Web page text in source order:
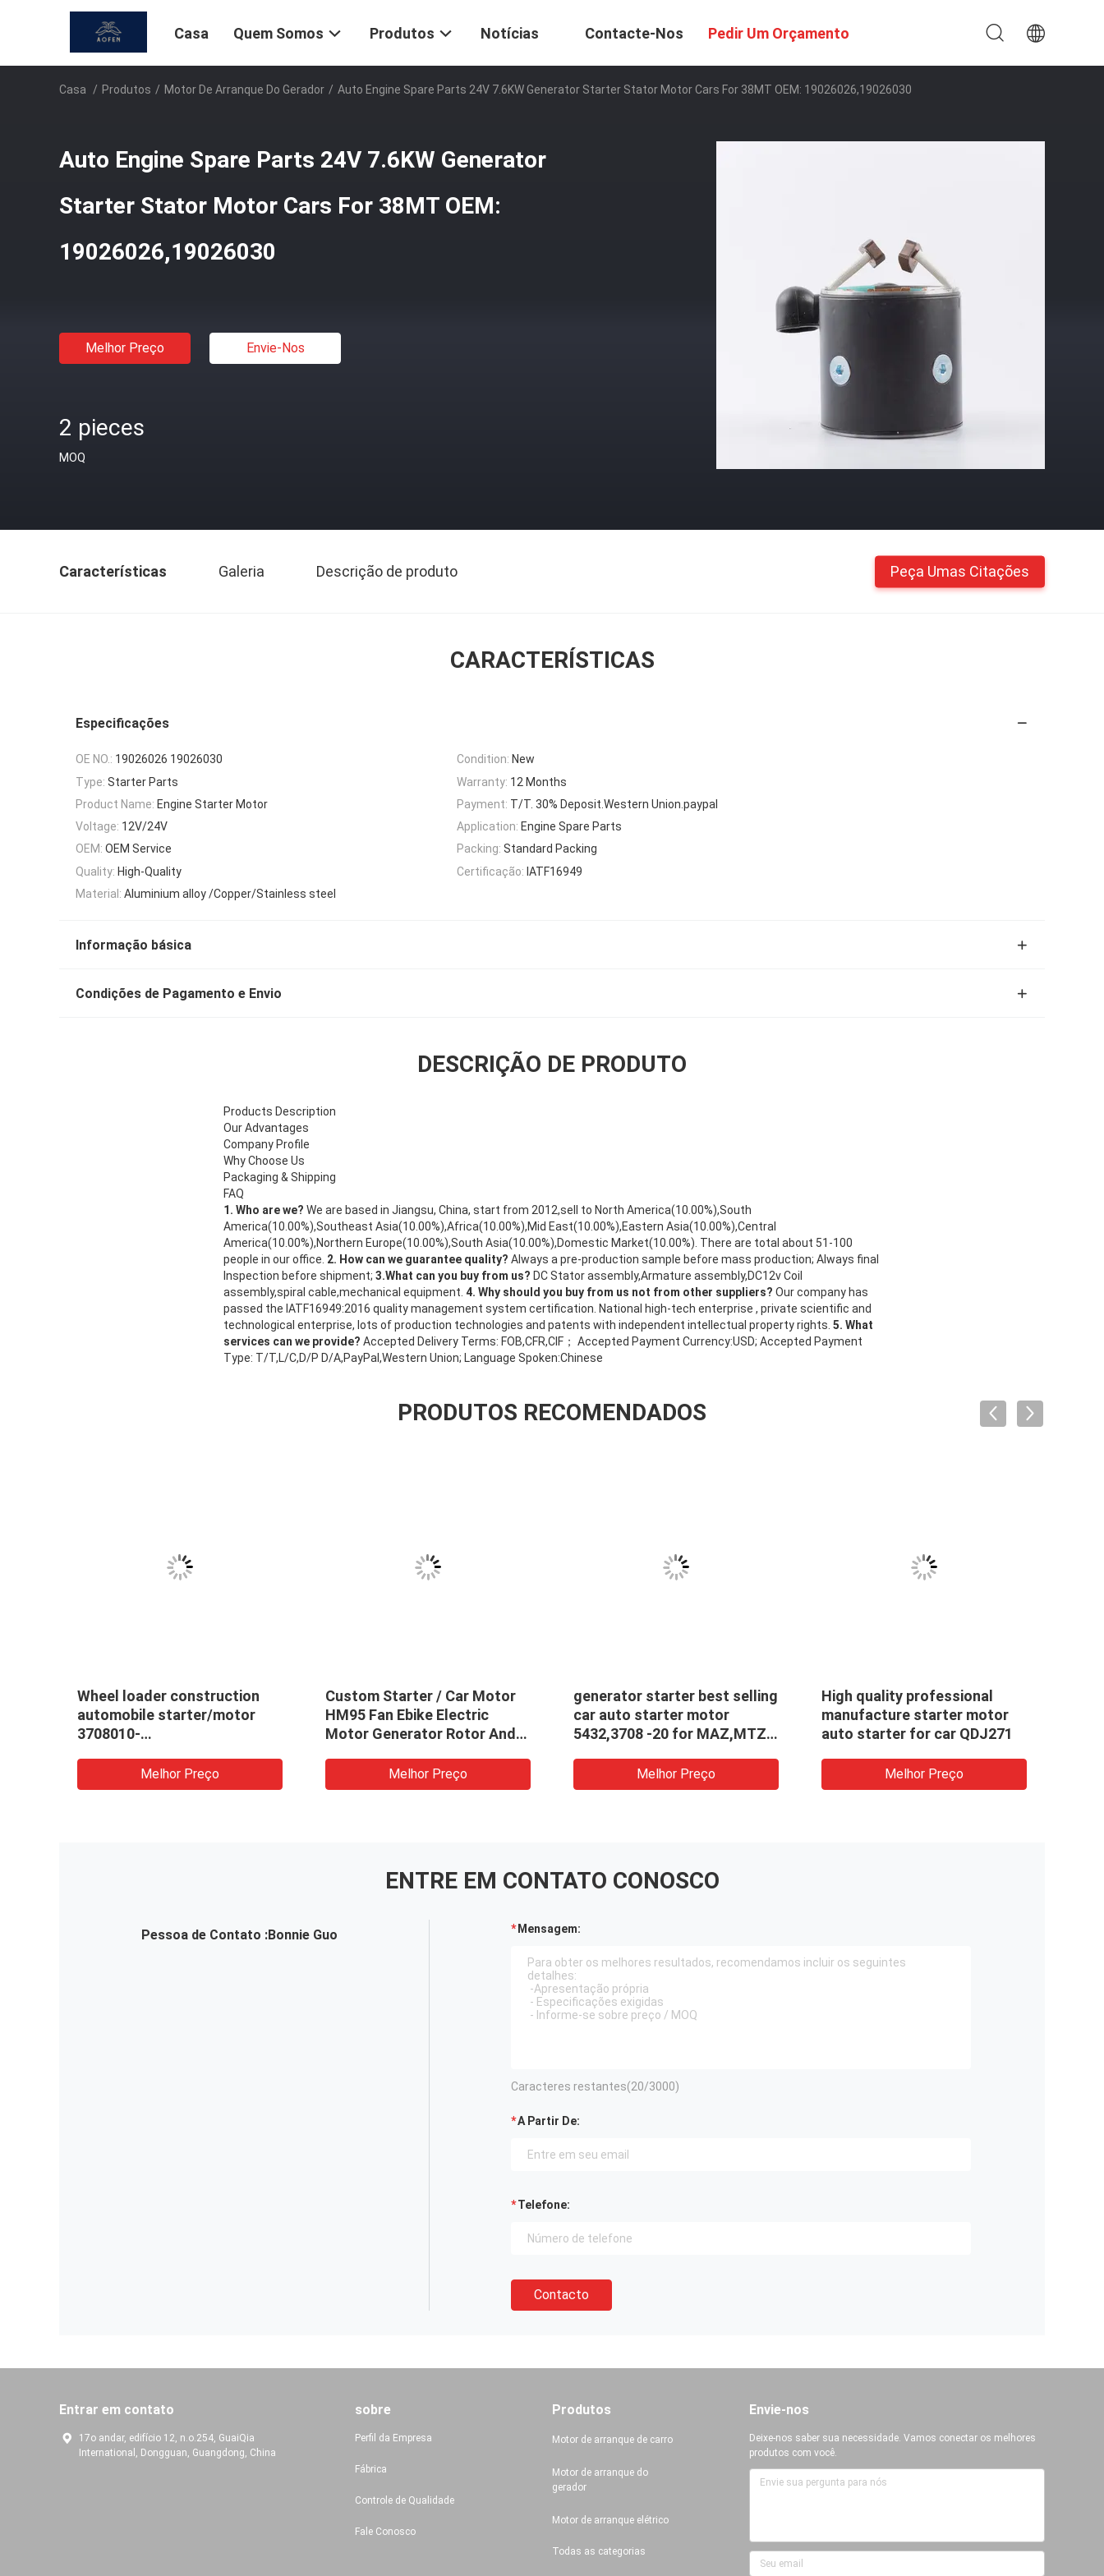
Casa Quem Somos Produtos Notícias Contacte-Nos Pedir Um Orçamento
Casa / Produtos / Motor De Arranque Do Gerador / Auto Engine Spare Parts 24V 7.6KW Generator Starter Stator Motor Cars For 38MT OEM: 19026026,19026030
Auto Engine Spare Parts 24V 7.6KW Generator
Starter Stator Motor Cars For 38MT OEM:
19026026,19026030
Melhor Preço Envie-Nos
2 pieces
MOQ
Características Galeria Descrição de produto Peça Umas Citações
CARACTERÍSTICAS
Especificações
OE NO.: 19026026 19026030 Condition: New
Type: Starter Parts Warranty: 12 Months
Product Name: Engine Starter Motor Payment: T/T. 30% Deposit.Western Union.paypal
Voltage: 12V/24V Application: Engine Spare Parts
OEM: OEM Service Packing: Standard Packing
Quality: High-Quality Certificação: IATF16949
Material: Aluminium alloy /Copper/Stainless steel
Informação básica
Condições de Pagamento e Envio
DESCRIÇÃO DE PRODUTO
Products Description
Our Advantages
Company Profile
Why Choose Us
Packaging & Shipping
FAQ
1. Who are we? We are based in Jiangsu, China, start from 2012,sell to North America(10.00%),South
America(10.00%),Southeast Asia(10.00%),Africa(10.00%),Mid East(10.00%),Eastern Asia(10.00%),Central
America(10.00%),Northern Europe(10.00%),South Asia(10.00%),Domestic Market(10.00%). There are total about 51-100
people in our office. 2. How can we guarantee quality? Always a pre-production sample before mass production; Always final
Inspection before shipment; 3.What can you buy from us? DC Stator assembly,Armature assembly,DC12v Coil
assembly,spiral cable,mechanical equipment. 4. Why should you buy from us not from other suppliers? Our company has
passed the IATF16949:2016 quality management system certification. National high-tech enterprise , private scientific and
technological enterprise, lots of production technologies and patents with independent intellectual property rights. 5. What
services can we provide? Accepted Delivery Terms: FOB,CFR,CIF； Accepted Payment Currency:USD; Accepted Payment
Type: T/T,L/C,D/P D/A,PayPal,Western Union; Language Spoken:Chinese
PRODUTOS RECOMENDADOS
Wheel loader construction
automobile starter/motor
3708010-
Melhor Preço
Custom Starter / Car Motor
HM95 Fan Ebike Electric
Motor Generator Rotor And
Melhor Preço
generator starter best selling
car auto starter motor
5432,3708 -20 for MAZ,MTZ
Melhor Preço
High quality professional
manufacture starter motor
auto starter for car QDJ271
Melhor Preço
ENTRE EM CONTATO CONOSCO
Pessoa de Contato :Bonnie Guo Mensagem:
Caracteres restantes(20/3000)
A Partir De:
Telefone:
Contacto
Entrar em contato
17o andar, edifício 12, n.o.254, GuaiQia
International, Dongguan, Guangdong, China
sobre
Perfil da Empresa
Fábrica
Controle de Qualidade
Fale Conosco
Produtos
Motor de arranque de carro
Motor de arranque do
gerador
Motor de arranque elétrico
Todas as categorias
Envie-nos
Deixe-nos saber sua necessidade. Vamos conectar os melhores
produtos com você.